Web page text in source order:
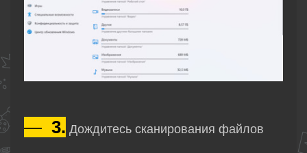
— 3. Дождитесь сканирования файлов